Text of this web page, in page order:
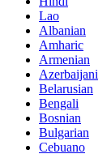
Lao
Albanian
Amharic
Armenian
Azerbaijani
Belarusian
Bengali
Bosnian
Bulgarian
Cebuano